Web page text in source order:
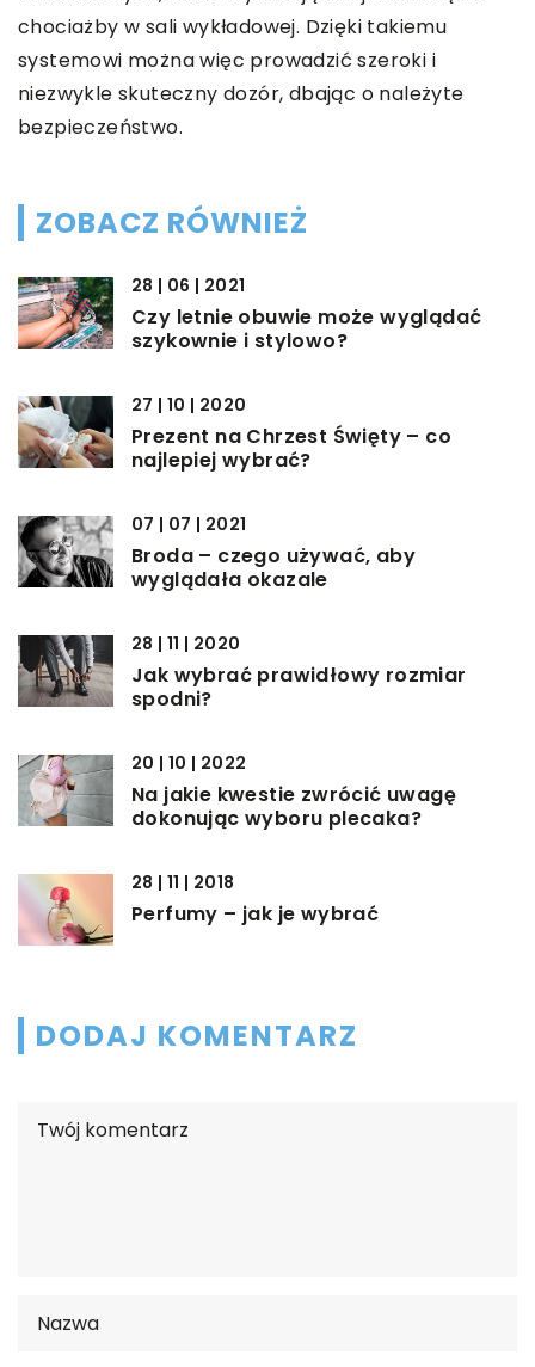
chociażby w sali wykładowej. Dzięki takiemu
systemowi można więc prowadzić szeroki i
niezwykle skuteczny dozór, dbając o należyte
bezpieczeństwo.
ZOBACZ RÓWNIEŻ
28 | 06 | 2021
Czy letnie obuwie może wyglądać
szykownie i stylowo?
27 | 10 | 2020
Prezent na Chrzest Święty – co
najlepiej wybrać?
07 | 07 | 2021
Broda – czego używać, aby
wyglądała okazale
28 | 11 | 2020
Jak wybrać prawidłowy rozmiar
spodni?
20 | 10 | 2022
Na jakie kwestie zwrócić uwagę
dokonując wyboru plecaka?
28 | 11 | 2018
Perfumy – jak je wybrać
DODAJ KOMENTARZ